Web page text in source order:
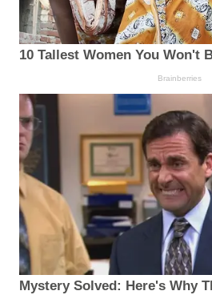
10 Tallest Women You Won't
Brainberries
Mystery Solved: Here's Why